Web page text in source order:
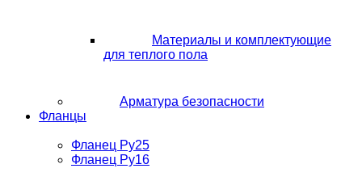
Материалы и комплектующие
для теплого пола
Арматура безопасности
Фланцы
Фланец Ру25
Фланец Ру16